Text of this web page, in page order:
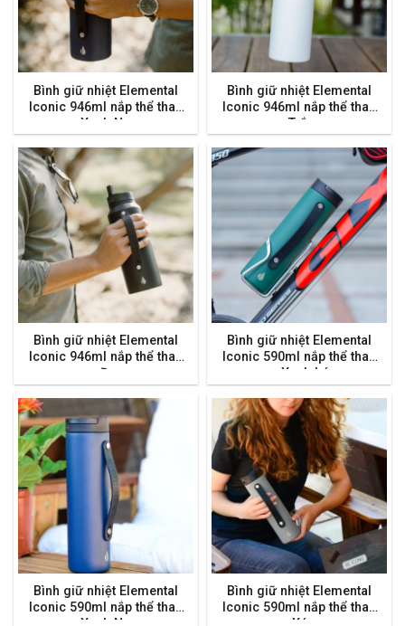
Bình giữ nhiệt Elemental
Iconic 946ml nắp thể thao
– Xanh Navy
Bình giữ nhiệt Elemental
Iconic 946ml nắp thể thao
– Trắng
Bình giữ nhiệt Elemental
Iconic 946ml nắp thể thao
– Đen
Bình giữ nhiệt Elemental
Iconic 590ml nắp thể thao
– Xanh Lá
Bình giữ nhiệt Elemental
Iconic 590ml nắp thể thao
Bình giữ nhiệt Elemental
Iconic 590ml nắp thể thao